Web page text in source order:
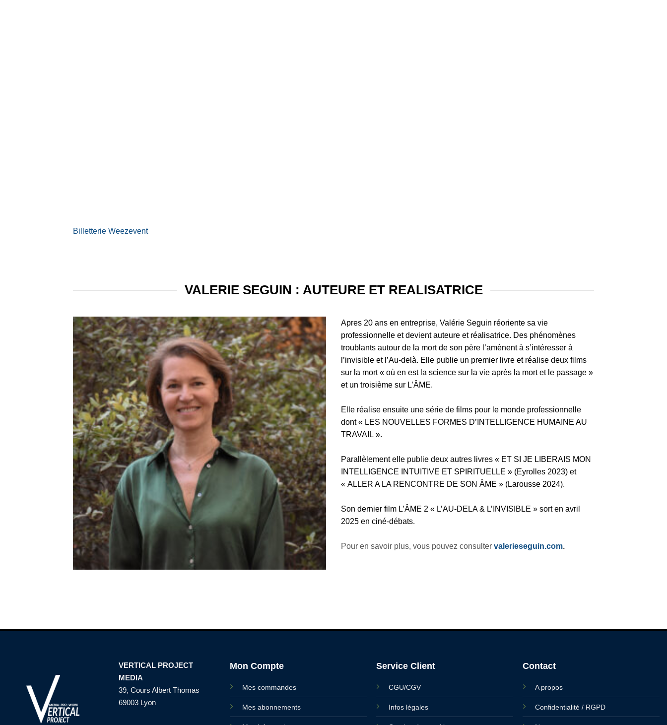
Billetterie Weezevent
VALERIE SEGUIN : AUTEURE ET REALISATRICE
Apres 20 ans en entreprise, Valérie Seguin réoriente sa vie
professionnelle et devient auteure et réalisatrice. Des phénomènes
troublants autour de la mort de son père l’amènent à s’intéresser à
l’invisible et l’Au-delà. Elle publie un premier livre et réalise deux films
sur la mort « où en est la science sur la vie après la mort et le passage »
et un troisième sur L’ÂME.
Elle réalise ensuite une série de films pour le monde professionnelle
dont « LES NOUVELLES FORMES D’INTELLIGENCE HUMAINE AU
TRAVAIL ».
Parallèlement elle publie deux autres livres « ET SI JE LIBERAIS MON
INTELLIGENCE INTUITIVE ET SPIRITUELLE » (Eyrolles 2023) et
« ALLER A LA RENCONTRE DE SON ÂME » (Larousse 2024).
Son dernier film L’ÂME 2 « L’AU-DELA & L’INVISIBLE » sort en avril
2025 en ciné-débats.
Pour en savoir plus, vous pouvez consulter valerieseguin.com.
VERTICAL PROJECT
MEDIA
39, Cours Albert Thomas
69003 Lyon
Mon Compte
Mes commandes
Mes abonnements
Service Client
CGU/CGV
Infos légales
Contact
A propos
Confidentialité / RGPD